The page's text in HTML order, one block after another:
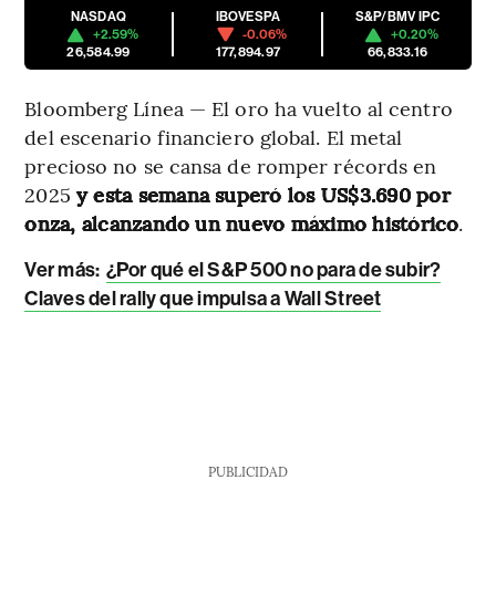
NASDAQ
+2.59%
26,584.99
IBOVESPA
-0.06%
177,894.97
S&P/BMV IPC
+0.20%
66,833.16
Bloomberg Línea — El oro ha vuelto al centro
del escenario financiero global. El metal
precioso no se cansa de romper récords en
2025 y esta semana superó los US$3.690 por
onza, alcanzando un nuevo máximo histórico.
Ver más: ¿Por qué el S&P 500 no para de subir?
Claves del rally que impulsa a Wall Street
PUBLICIDAD